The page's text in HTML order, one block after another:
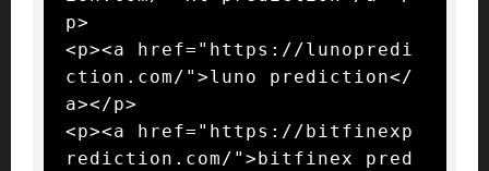
p>
<p><a href="https://lunopredi
ction.com/">luno prediction</
a></p>
<p><a href="https://bitfinexp
rediction.com/">bitfinex pred